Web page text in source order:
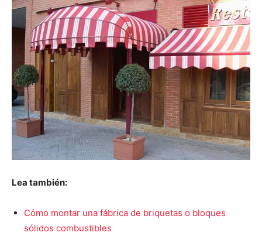
Lea también:
Cómo montar una fábrica de briquetas o bloques
sólidos combustibles